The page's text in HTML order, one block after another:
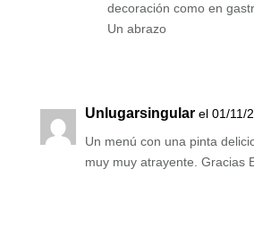
decoración como en
Un abrazo
Unlugarsingular el 01/11/
Un menú con una pinta
muy muy atrayente. Gracias